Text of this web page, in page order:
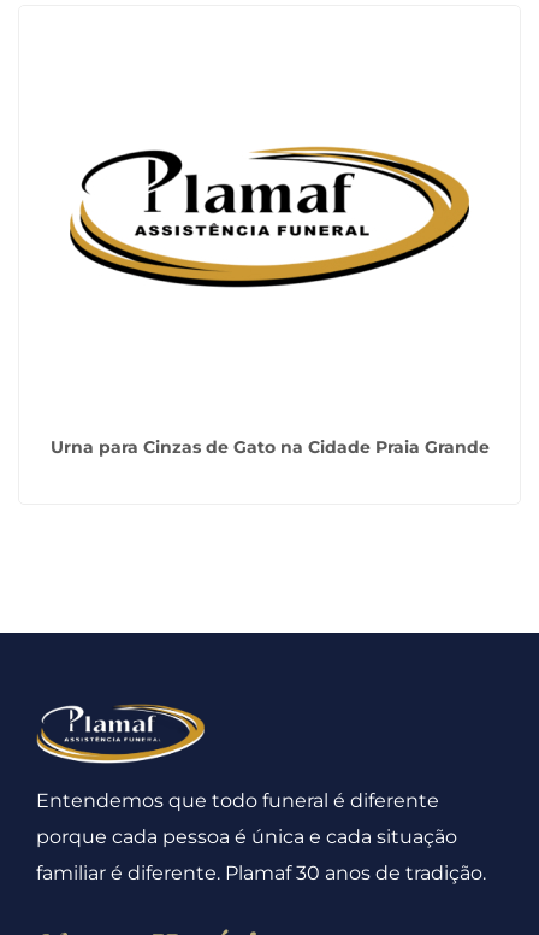
Urna para Cinzas de Gato na Cidade Praia Grande
Entendemos que todo funeral é diferente
porque cada pessoa é única e cada situação
familiar é diferente. Plamaf 30 anos de tradição.